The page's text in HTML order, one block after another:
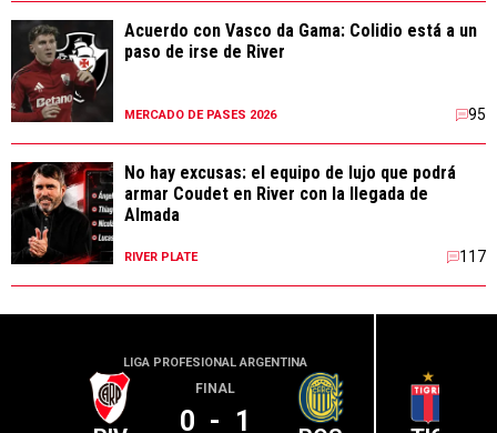
Acuerdo con Vasco da Gama: Colidio está a un
paso de irse de River
MERCADO DE PASES 2026 95
No hay excusas: el equipo de lujo que podrá
armar Coudet en River con la llegada de
Almada
RIVER PLATE 117
LIGA PROFESIONAL ARGENTINA
FINAL
0 - 1